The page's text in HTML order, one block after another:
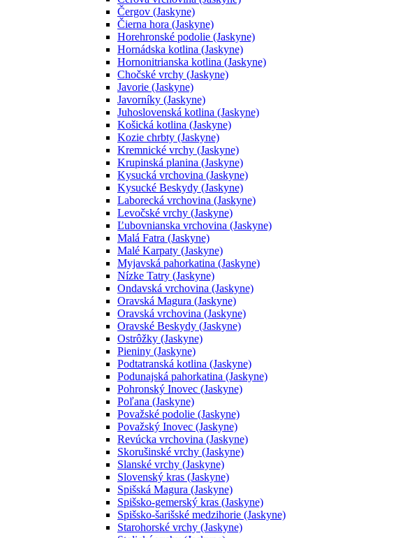
Čergov (Jaskyne)
Čierna hora (Jaskyne)
Horehronské podolie (Jaskyne)
Hornádska kotlina (Jaskyne)
Hornonitrianska kotlina (Jaskyne)
Chočské vrchy (Jaskyne)
Javorie (Jaskyne)
Javorníky (Jaskyne)
Juhoslovenská kotlina (Jaskyne)
Košická kotlina (Jaskyne)
Kozie chrbty (Jaskyne)
Kremnické vrchy (Jaskyne)
Krupinská planina (Jaskyne)
Kysucká vrchovina (Jaskyne)
Kysucké Beskydy (Jaskyne)
Laborecká vrchovina (Jaskyne)
Levočské vrchy (Jaskyne)
Ľubovnianska vrchovina (Jaskyne)
Malá Fatra (Jaskyne)
Malé Karpaty (Jaskyne)
Myjavská pahorkatina (Jaskyne)
Nízke Tatry (Jaskyne)
Ondavská vrchovina (Jaskyne)
Oravská Magura (Jaskyne)
Oravská vrchovina (Jaskyne)
Oravské Beskydy (Jaskyne)
Ostrôžky (Jaskyne)
Pieniny (Jaskyne)
Podtatranská kotlina (Jaskyne)
Podunajská pahorkatina (Jaskyne)
Pohronský Inovec (Jaskyne)
Poľana (Jaskyne)
Považské podolie (Jaskyne)
Považský Inovec (Jaskyne)
Revúcka vrchovina (Jaskyne)
Skorušinské vrchy (Jaskyne)
Slanské vrchy (Jaskyne)
Slovenský kras (Jaskyne)
Spišská Magura (Jaskyne)
Spišsko-gemerský kras (Jaskyne)
Spišsko-šarišské medzihorie (Jaskyne)
Starohorské vrchy (Jaskyne)